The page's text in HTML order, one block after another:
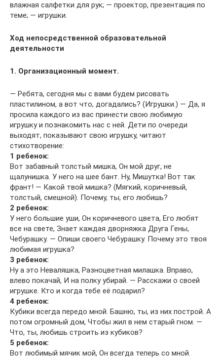
влажная салфетки для рук; — проектор, презентация по
теме; — игрушки.
Ход непосредственной образовательной
деятельности
1. Организационный момент.
— Ребята, сегодня мы с вами будем рисовать
пластилином, а вот что, догадались? (Игрушки.) — Да, я
просила каждого из вас принести свою любимую
игрушку и познакомить нас с ней. Дети по очереди
выходят, показывают свою игрушку, читают
стихотворение:
1 ребенок:
Вот забавный толстый мишка, Он мой друг, не
щалунишка. У него на шее бант. Ну, Мишутка! Вот так
франт! — Какой твой мишка? (Мягкий, коричневый,
толстый, смешной). Почему, ты, его любишь?
2 ребенок:
У него большие уши, Он коричневого цвета, Его любят
все на свете, Знает каждая дворняжка Друга Гены,
Чебурашку. — Опиши своего Чебурашку. Почему это твоя
любимая игрушка?
3 ребенок:
Ну а это Неваляшка, Разноцветная милашка. Вправо,
влево покачай, И на полку убирай. — Расскажи о своей
игрушке. Кто и когда тебе её подарил?
4 ребенок:
Кубики всегда передо мной. Башню, ты, из них построй. А
потом огромный дом, Чтобы жил в нем старый гном. —
Что, ты, любишь строить из кубиков?
5 ребенок:
Вот любимый мячик мой, Он всегда теперь со мной.